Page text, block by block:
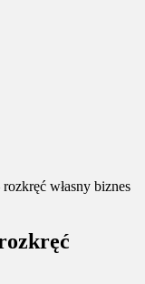
własny biznes